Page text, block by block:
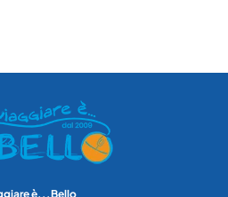
è...Bello